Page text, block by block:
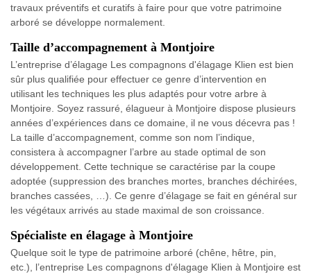
travaux préventifs et curatifs à faire pour que votre patrimoine
arboré se développe normalement.
Taille d’accompagnement à Montjoire
L’entreprise d’élagage Les compagnons d'élagage Klien est bien
sûr plus qualifiée pour effectuer ce genre d’intervention en
utilisant les techniques les plus adaptés pour votre arbre à
Montjoire. Soyez rassuré, élagueur à Montjoire dispose plusieurs
années d’expériences dans ce domaine, il ne vous décevra pas !
La taille d’accompagnement, comme son nom l’indique,
consistera à accompagner l’arbre au stade optimal de son
développement. Cette technique se caractérise par la coupe
adoptée (suppression des branches mortes, branches déchirées,
branches cassées, …). Ce genre d’élagage se fait en général sur
les végétaux arrivés au stade maximal de son croissance.
Spécialiste en élagage à Montjoire
Quelque soit le type de patrimoine arboré (chêne, hêtre, pin,
etc.), l’entreprise Les compagnons d'élagage Klien à Montjoire est